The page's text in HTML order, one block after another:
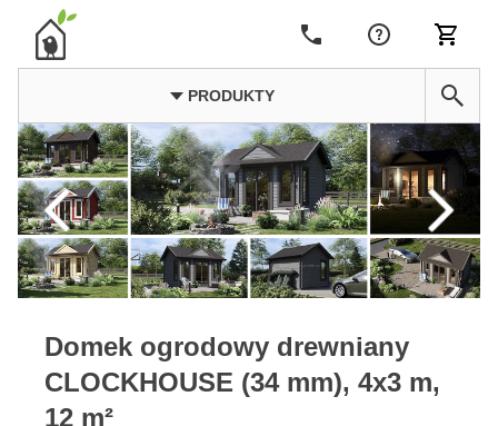
PRODUKTY
Domek ogrodowy drewniany
CLOCKHOUSE (34 mm), 4x3 m,
12 m²